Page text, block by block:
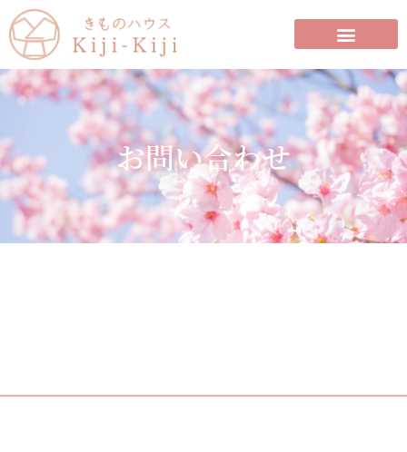
お問い合わせ